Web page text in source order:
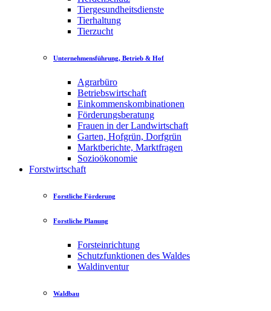
Tiergesundheitsdienste
Tierhaltung
Tierzucht
Unternehmensführung, Betrieb & Hof
Agrarbüro
Betriebswirtschaft
Einkommenskombinationen
Förderungsberatung
Frauen in der Landwirtschaft
Garten, Hofgrün, Dorfgrün
Marktberichte, Marktfragen
Sozioökonomie
Forstwirtschaft
Forstliche Förderung
Forstliche Planung
Forsteinrichtung
Schutzfunktionen des Waldes
Waldinventur
Waldbau